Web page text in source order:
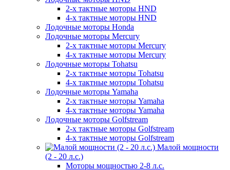
2-х тактные моторы HND
4-х тактные моторы HND
Лодочные моторы Honda
Лодочные моторы Mercury
2-х тактные моторы Mercury
4-х тактные моторы Mercury
Лодочные моторы Tohatsu
2-х тактные моторы Tohatsu
4-х тактные моторы Tohatsu
Лодочные моторы Yamaha
2-х тактные моторы Yamaha
4-х тактные моторы Yamaha
Лодочные моторы Golfstream
2-х тактные моторы Golfstream
4-х тактные моторы Golfstream
Малой мощности
(2 - 20 л.с.)
Моторы мощностью 2-8 л.с.